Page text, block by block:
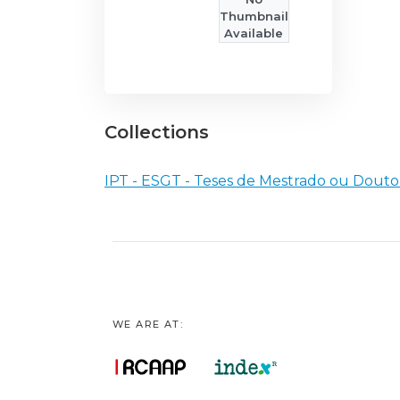
Thumbnail
Available
Collections
IPT - ESGT - Teses de Mestrado ou
WE ARE AT: